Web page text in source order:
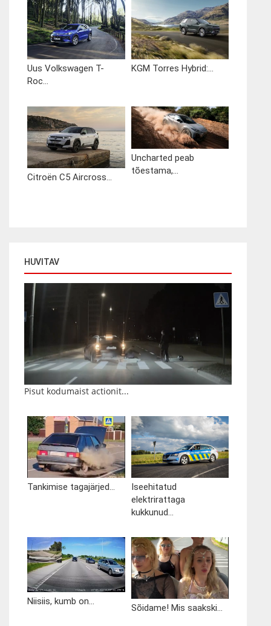
Uus Volkswagen T-
Roc...
KGM Torres Hybrid:...
Citroën C5 Aircross...
Uncharted peab
tõestama,...
HUVITAV
Pisut kodumaist actionit...
Tankimise tagajärjed...
Iseehitatud
elektrirattaga
kukkunud...
Niisiis, kumb on...
Sõidame! Mis saakski...